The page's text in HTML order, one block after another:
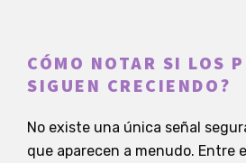
CÓMO NOTAR SI LOS
SIGUEN CRECIENDO?
No existe una única señal
que aparecen a menudo. Entre